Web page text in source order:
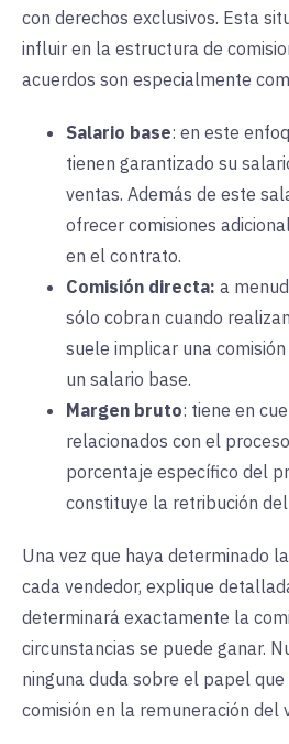
con derechos exclusivos. Esta
influir en la estructura de
acuerdos son especialmente
Salario base: en este
tienen garantizado su
ventas. Además de este
ofrecer comisiones
en el contrato.
Comisión directa: a
sólo cobran cuando
suele implicar una
un salario base.
Margen bruto: tiene en
relacionados con el
porcentaje específico del
constituye la retribución del
Una vez que haya determinado
cada vendedor, explique
determinará exactamente la
circunstancias se puede ganar.
ninguna duda sobre el papel
comisión en la remuneración del